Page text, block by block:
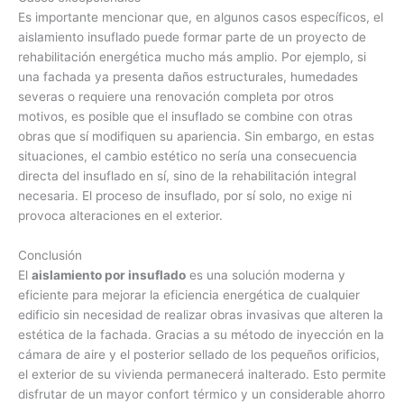
Es importante mencionar que, en algunos casos específicos, el
aislamiento insuflado puede formar parte de un proyecto de
rehabilitación energética mucho más amplio. Por ejemplo, si
una fachada ya presenta daños estructurales, humedades
severas o requiere una renovación completa por otros
motivos, es posible que el insuflado se combine con otras
obras que sí modifiquen su apariencia. Sin embargo, en estas
situaciones, el cambio estético no sería una consecuencia
directa del insuflado en sí, sino de la rehabilitación integral
necesaria. El proceso de insuflado, por sí solo, no exige ni
provoca alteraciones en el exterior.
Conclusión
El aislamiento por insuflado es una solución moderna y
eficiente para mejorar la eficiencia energética de cualquier
edificio sin necesidad de realizar obras invasivas que alteren la
estética de la fachada. Gracias a su método de inyección en la
cámara de aire y el posterior sellado de los pequeños orificios,
el exterior de su vivienda permanecerá inalterado. Esto permite
disfrutar de un mayor confort térmico y un considerable ahorro